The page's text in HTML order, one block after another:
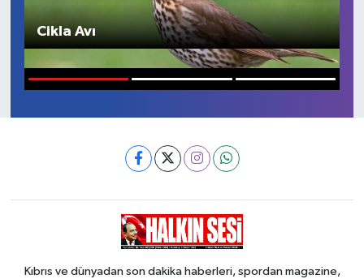
Cikla Avı
Kıbrıs ve dünyadan son dakika haberleri, spordan magazine,